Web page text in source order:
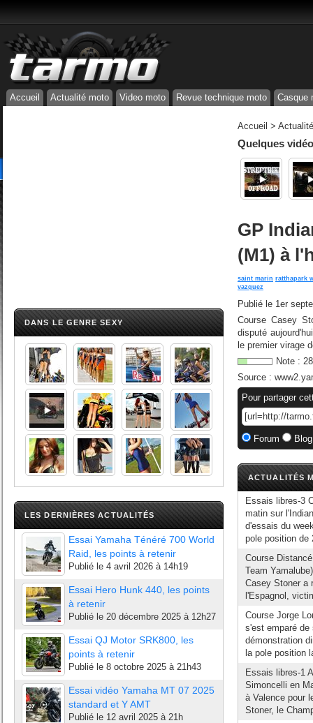
Accueil Actualité moto Video moto Revue technique moto Casque
DANS LE GENRE SEXY
LES DERNIÈRES ACTUALITÉS
Essai Yamaha Ténéré 700 World
Raid, les points à retenir
Publié le 4 avril 2026 à 14h19
Essai Hero Hunk 440, les points
à retenir
Publié le 20 décembre 2025 à 12h27
Essai QJ Motor SRK800, les
points à retenir
Publié le 8 octobre 2025 à 21h43
Essai vidéo Yamaha MT 07 2025
standard et Y AMT
Publié le 12 avril 2025 à 21h
Accueil >
Quelques
GP
(M1) à
saint marin ratthapark
vazquez
Publié le 1er
Course Casey
disputé
le premier virage
Note : 28
Source :
Pour partager
Forum
ACTUALITÉS
Essais libres-3
matin sur
d'essais du
pole position de
Course
Team
Casey Stoner a
l'Espagnol,
Course Jorge
s'est emparé
démonstration
la pole position
Essais libres-1
Simoncelli en
à Valence pour
Stoner, le